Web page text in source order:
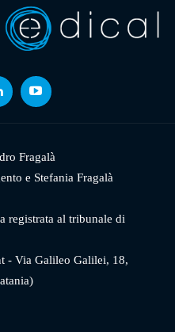
Fragalà
e Stefania Fragalà
registrata al tribunale di
- Via Galileo Galilei, 18,